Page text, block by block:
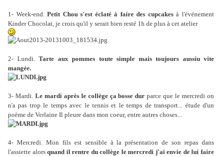
1- Week-end.Petit Chou s'est éclaté à faire des cupcakesà l'événement
Kinder Chocolat, je crois qu'il y serait bien resté 1h de plus à cet atelier
2- Lundi. Tarte aux pommes toute simple mais toujours aussiu vite
mangée.
3- Mardi. Le mardi après le collège ça bosse dur parce que le mercredi on
n'a pas trop le temps avec le tennis et le temps de transport... étude d'un
poème de Verlaine Il pleure dans mon coeur, entre autres choses...
4- Mercredi. Mon fils est sensible à la présentation de son repas dans
l'assiette alorsquand il rentre du collège le mercredi j'ai envie de lui faire